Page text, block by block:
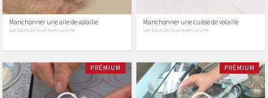
Manchonner une aile de volaille
Les tours de mains en cuisine
Manchonner une cuisse de volaille
Les tours de mains en cuisine
PRÉMIUM PRÉMIUM